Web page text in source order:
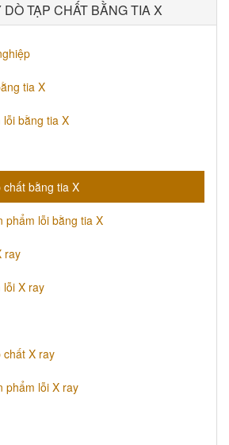
DÒ TẠP CHẤT BẰNG TIA X
tia X
bằng tia X
bằng tia X
phẩm lỗi bằng tia X
ray
lỗi X ray
chất X ray
phẩm lỗi X ray